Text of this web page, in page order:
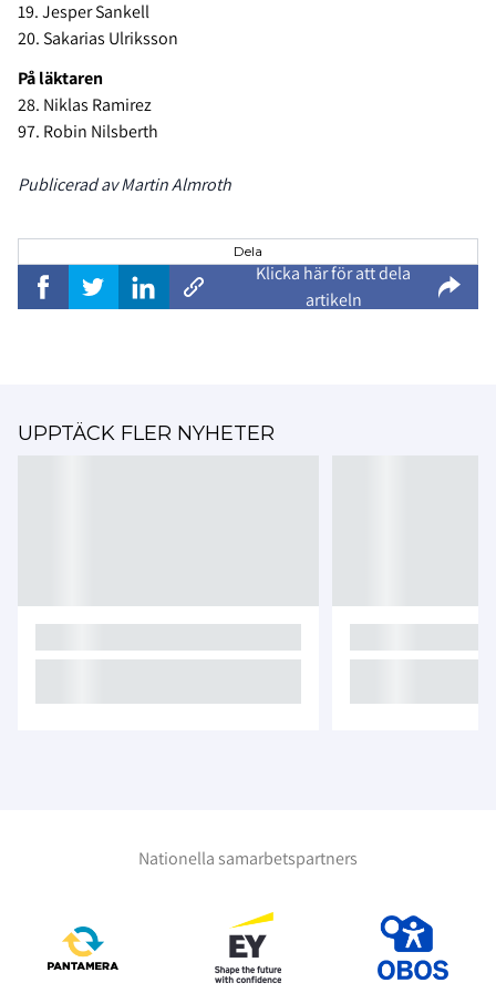
19. Jesper Sankell
20. Sakarias Ulriksson
På läktaren
28. Niklas Ramirez
97. Robin Nilsberth
Publicerad av Martin Almroth
Dela
Klicka här för att dela
artikeln
UPPTÄCK FLER NYHETER
Nationella samarbetspartners